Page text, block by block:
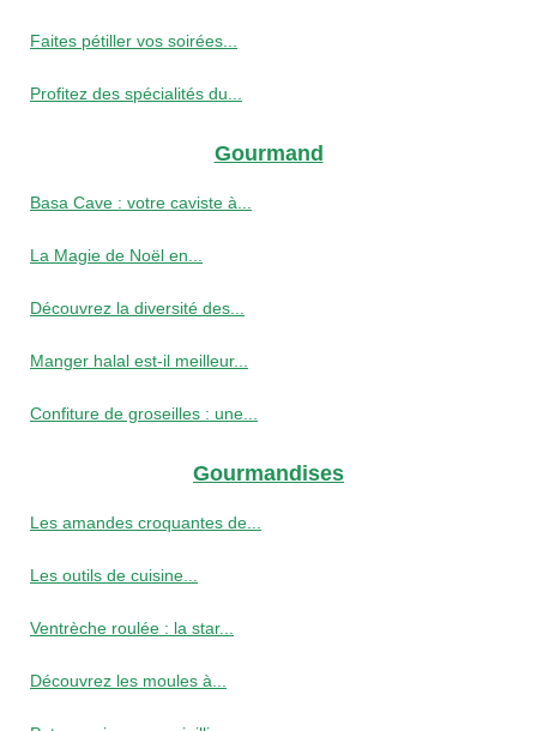
Faites pétiller vos soirées...
Profitez des spécialités du...
Gourmand
Basa Cave : votre caviste à...
La Magie de Noël en...
Découvrez la diversité des...
Manger halal est-il meilleur...
Confiture de groseilles : une...
Gourmandises
Les amandes croquantes de...
Les outils de cuisine...
Ventrèche roulée : la star...
Découvrez les moules à...